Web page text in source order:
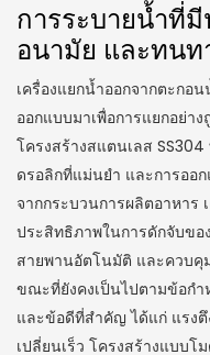
การระบายน้ำที่
อนามัย และทนท
เครื่องแยกน้ำออกจากตะกอ
ออกแบบมาเพื่อการแยกอย่า
โครงสร้างสแตนเลส
ดรอลิกที่แม่นยำ และการออ
จากกระบวนการผลิตอาหาร
ประสิทธิภาพในการดักจับขอ
สายพานอัตโนมัติ และควบคุ
ขณะที่ยังคงเป็นไปตามข้อก
และข้อดีที่สำคัญ ได้แก่ แรง
เปลี่ยนเร็ว โครงสร้างแบบโ